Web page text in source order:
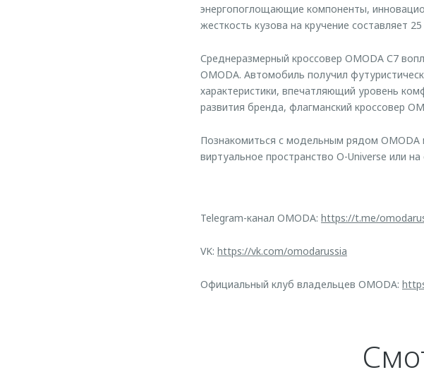
энергопоглощающие компоненты,
жесткость кузова на кручение составляет
Среднеразмерный кроссовер OMODA С7
OMODA. Автомобиль получил
характеристики, впечатляющий уровень
развития бренда, флагманский кроссовер
Познакомиться с модельным рядом
виртуальное пространство O-Universe или на
Telegram-канал OMODA: https://t.me/
VK: https://vk.com/omodarussia
Официальный клуб владельцев OMODA: